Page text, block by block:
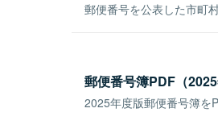
郵便番号を公表した市町
郵便番号簿PDF（2025
2025年度版郵便番号簿を